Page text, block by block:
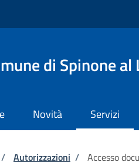
di Spinone al
Novità Servizi
pane
/ Autorizzazioni / Accesso